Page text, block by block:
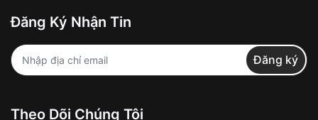
Từ khóa SEO:
Khách hàng được
Đăng Ký Nhận Tin
Đăng ký
Theo Dõi Chúng Tôi